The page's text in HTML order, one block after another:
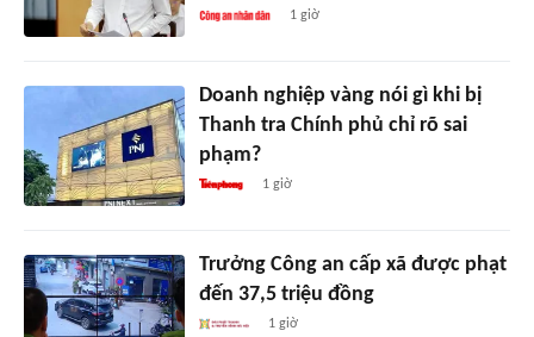
1 giờ
Doanh nghiệp vàng nói gì khi bị
Thanh tra Chính phủ chỉ rõ sai
phạm?
1 giờ
Trưởng Công an cấp xã được phạt
đến 37,5 triệu đồng
1 giờ